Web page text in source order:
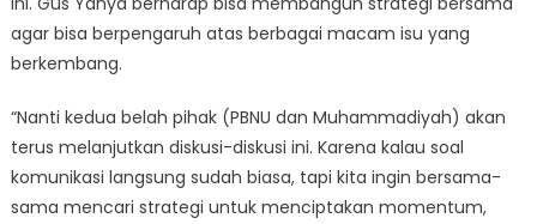
agar bisa berpengaruh atas berbagai macam isu yang
berkembang.
“Nanti kedua belah pihak (PBNU dan Muhammadiyah) akan
terus melanjutkan diskusi-diskusi ini. Karena kalau soal
komunikasi langsung sudah biasa, tapi kita ingin bersama-
sama mencari strategi untuk menciptakan momentum,